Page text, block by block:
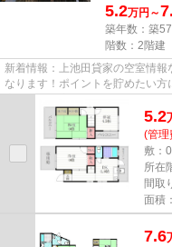
5.2万円～
築年数：築
階数：2階建
新着情報：上池田貸家の空室情
なります！ポイントを貯めたい方
5.2
(管理
敷：
所在
間取
面積
7.6